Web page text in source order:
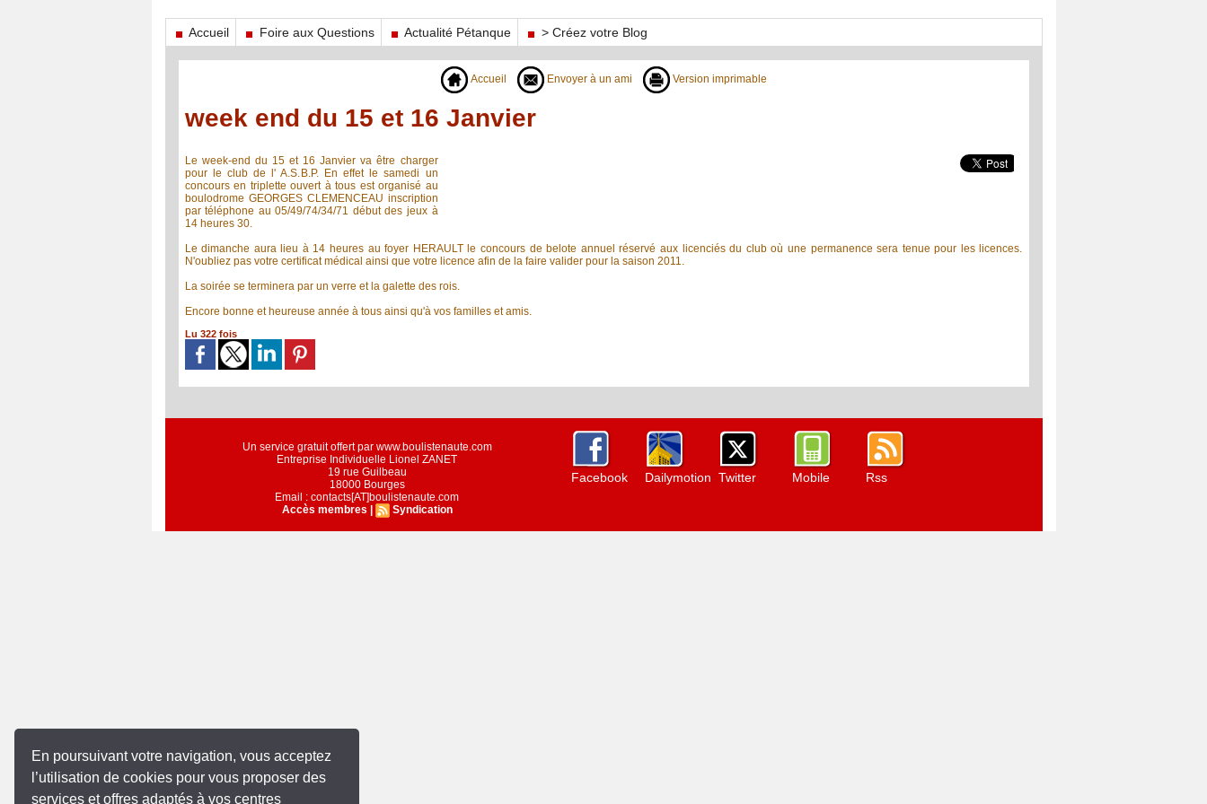
En poursuivant votre navigation, vous acceptez
l’utilisation de cookies pour vous proposer des
services et offres adaptés à vos centres
Accueil Foire aux Questions Actualité Pétanque > Créez votre Blog
Accueil Envoyer à un ami Version imprimable
week end du 15 et 16 Janvier
Le week-end du 15 et 16 Janvier va être charger
pour le club de l' A.S.B.P. En effet le samedi un
concours en triplette ouvert à tous est organisé au
boulodrome GEORGES CLEMENCEAU inscription
par téléphone au 05/49/74/34/71 début des jeux à
14 heures 30.
Le dimanche aura lieu à 14 heures au foyer HERAULT le concours de belote annuel réservé aux licenciés du club où une permanence sera tenue pour les licences.
N'oubliez pas votre certificat médical ainsi que votre licence afin de la faire valider pour la saison 2011.
La soirée se terminera par un verre et la galette des rois.
Encore bonne et heureuse année à tous ainsi qu'à vos familles et amis.
Lu 322 fois
Un service gratuit offert par www.boulistenaute.com
Entreprise Individuelle Lionel ZANET
19 rue Guilbeau
18000 Bourges
Email : contacts[AT]boulistenaute.com
Accès membres
Syndication
Facebook Dailymotion Twitter Mobile Rss